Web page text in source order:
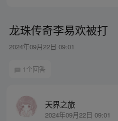
龙珠传奇李易欢被打
2024年09月22日 09:01
1个回答
天界之旅
2024年09月22日 09:01